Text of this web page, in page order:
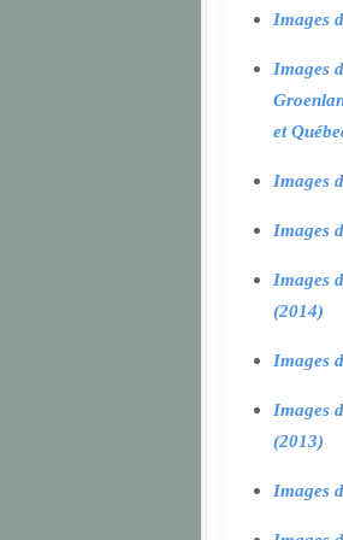
Images
Images
et
Images
Images
Images
(2014)
Images
Images
(2013)
Images